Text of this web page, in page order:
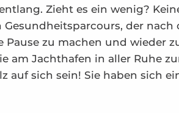
Zieht es ein wenig?
Gesundheitsparcours, der
Pause zu machen und wieder
am Jachthafen in aller Ruhe
auf sich sein! Sie haben sich